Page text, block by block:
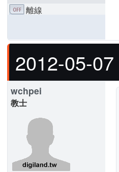
離線
2012-05-
wchpei
教士